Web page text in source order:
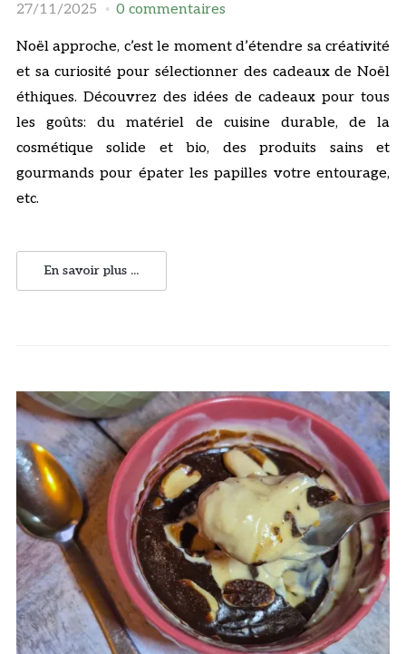
27/11/2025 0 commentaires
Noël approche, c’est le moment d’étendre sa créativité
et sa curiosité pour sélectionner des cadeaux de Noël
éthiques. Découvrez des idées de cadeaux pour tous
les goûts: du matériel de cuisine durable, de la
cosmétique solide et bio, des produits sains et
gourmands pour épater les papilles votre entourage,
etc.
En savoir plus ...